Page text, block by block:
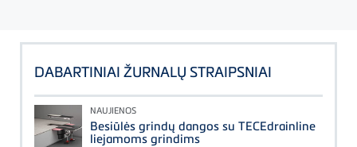
DABARTINIAI ŽURNALŲ STRAIPSNIAI
NAUJIENOS
Besiūlės grindų dangos su TECEdrainline
liejamoms grindims